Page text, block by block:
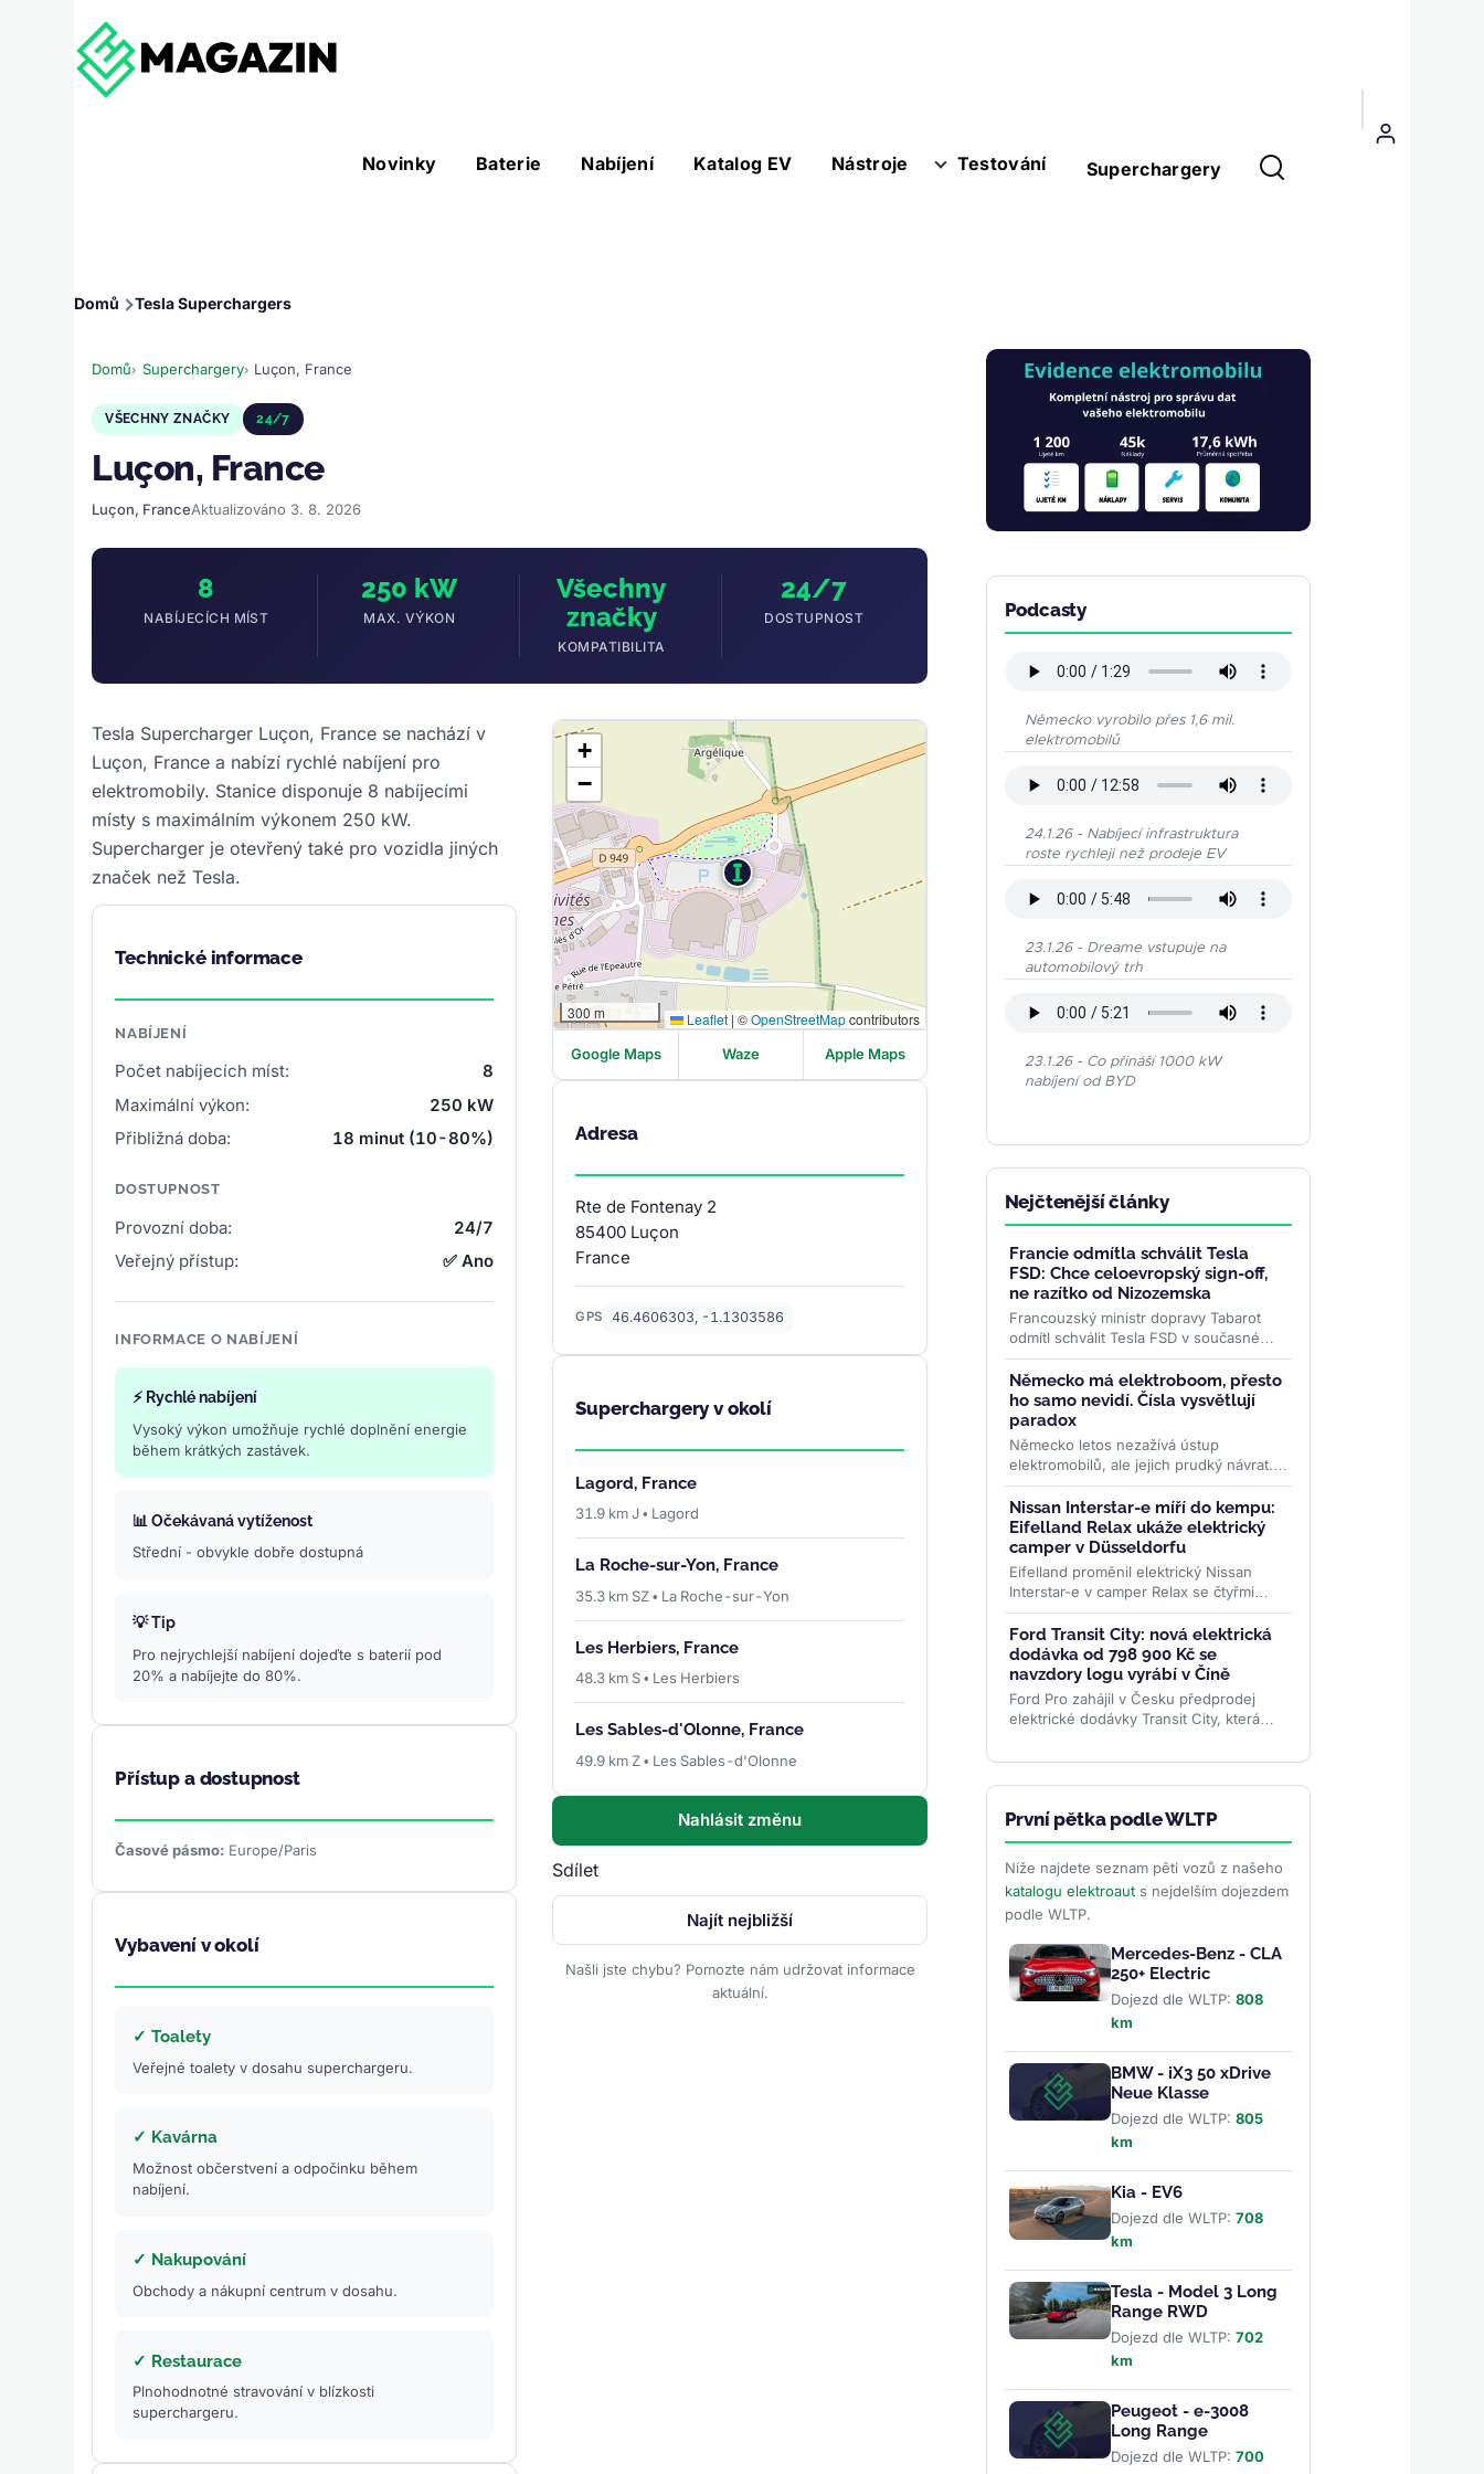
Hlavní
Novinky Baterie Nabíjení Katalog EV Nástroje
Nástroje sub-navigation Testování Superchargery
Menu
uživatelského
Drobečková
navigace
Domů Tesla Superchargers
Domů Superchargery Luçon, France
VŠECHNY ZNAČKY 24/7
Luçon, France
Luçon, FranceAktualizováno 3. 8. 2026
8
NABÍJECÍCH MÍST
250 kW
MAX. VÝKON
Všechny
značky
KOMPATIBILITA
24/7
DOSTUPNOST
Tesla Supercharger Luçon, France se nachází v
Luçon, France a nabízí rychlé nabíjení pro
elektromobily. Stanice disponuje 8 nabíjecími
místy s maximálním výkonem 250 kW.
Supercharger je otevřený také pro vozidla jiných
značek než Tesla.
Technické informace
NABÍJENÍ
Počet nabíjecích míst:
8
Maximální výkon:
250 kW
Přibližná doba:
18 minut (10-80%)
DOSTUPNOST
Provozní doba:
24/7
Veřejný přístup:
✅ Ano
INFORMACE O NABÍJENÍ
⚡ Rychlé nabíjení
Vysoký výkon umožňuje rychlé doplnění energie
během krátkých zastávek.
📊 Očekávaná vytíženost
Střední - obvykle dobře dostupná
💡 Tip
Pro nejrychlejší nabíjení dojeďte s baterií pod
20% a nabíjejte do 80%.
Přístup a dostupnost
Časové pásmo: Europe/Paris
Vybavení v okolí
✓ Toalety
Veřejné toalety v dosahu superchargeru.
✓ Kavárna
Možnost občerstvení a odpočinku během
nabíjení.
✓ Nakupování
Obchody a nákupní centrum v dosahu.
✓ Restaurace
Plnohodnotné stravování v blízkosti
superchargeru.
+
−
300 m Leaflet | ©OpenStreetMapcontributors
Google Maps Waze Apple Maps
Adresa
Rte de Fontenay 2
85400 Luçon
France
GPS 46.4606303, -1.1303586
Superchargery v okolí
Lagord, France
31.9 km J • Lagord
La Roche-sur-Yon, France
35.3 km SZ • La Roche-sur-Yon
Les Herbiers, France
48.3 km S • Les Herbiers
Les Sables-d'Olonne, France
49.9 km Z • Les Sables-d'Olonne
Nahlásit změnu
Sdílet
Najít nejbližší
Našli jste chybu? Pomozte nám udržovat informace
aktuální.
Obrázek
Podcasty
Německo vyrobilo přes 1,6 mil.
elektromobilů
24.1.26 - Nabíjecí infrastruktura
roste rychleji než prodeje EV
23.1.26 - Dreame vstupuje na
automobilový trh
23.1.26 - Co přináší 1000 kW
nabíjení od BYD
Nejčtenější články
Francie odmítla schválit Tesla
FSD: Chce celoevropský sign-off,
ne razítko od Nizozemska
Francouzský ministr dopravy Tabarot
odmítl schválit Tesla FSD v současné
podobě. Překračování rychlosti a slabé
hlídání řidiče ve...>>
Německo má elektroboom, přesto
ho samo nevidí. Čísla vysvětlují
paradox
Německo letos nezažívá ústup
elektromobilů, ale jejich prudký návrat.
Aktuální čísla ukazují, proč se rekordní
růst prodejů...>>
Nissan Interstar-e míří do kempu:
Eifelland Relax ukáže elektrický
camper v Düsseldorfu
Eifelland proměnil elektrický Nissan
Interstar-e v camper Relax se čtyřmi
místy k jízdě, pevným lůžkem pro dva a
topením napájeným z...>>
Ford Transit City: nová elektrická
dodávka od 798 900 Kč se
navzdory logu vyrábí v Číně
Ford Pro zahájil v Česku předprodej
elektrické dodávky Transit City, která
městském provozu ujede až 381...>>
První pětka podle WLTP
Níže najdete seznam pěti vozů z našeho
katalogu elektroauts nejdelším dojezdem
podle WLTP.
Mercedes-Benz - CLA
250+ Electric
Dojezd dle WLTP: 808
km
BMW - iX3 50 xDrive
Neue Klasse
Dojezd dle WLTP: 805
km
Kia - EV6
Dojezd dle WLTP: 708
km
Tesla - Model 3 Long
Range RWD
Dojezd dle WLTP: 702
km
Peugeot - e-3008
Long Range
Dojezd dle WLTP: 700